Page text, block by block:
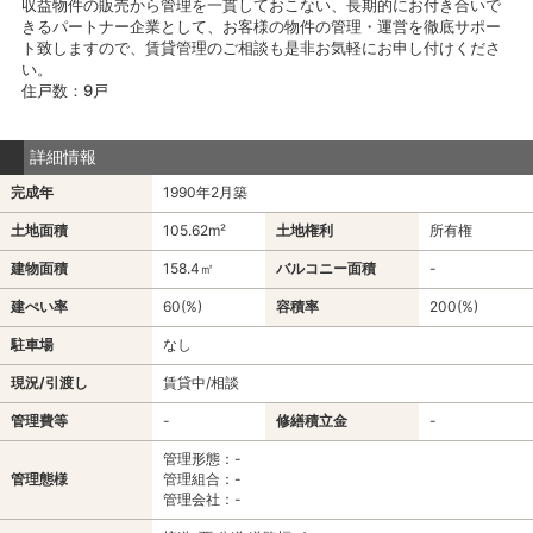
収益物件の販売から管理を一貫しておこない、長期的にお付き合いで
きるパートナー企業として、お客様の物件の管理・運営を徹底サポー
ト致しますので、賃貸管理のご相談も是非お気軽にお申し付けくださ
い。
住戸数：9戸
詳細情報
完成年 1990年2月築
土地面積 105.62m² 土地権利 所有権
建物面積 158.4㎡ バルコニー面積 -
建ぺい率 60(%) 容積率 200(%)
駐車場 なし
現況/引渡し 賃貸中/相談
管理費等 - 修繕積立金 -
管理態様
管理形態：-
管理組合：-
管理会社：-